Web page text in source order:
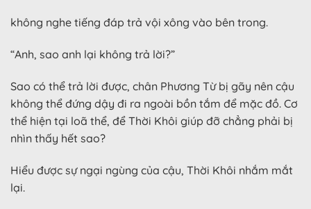
không nghe tiếng đáp trả vội xông vào bên trong.
“Anh, sao anh lại không trả lời?”
Sao có thể trả lời được, chân Phương Từ bị gãy nên cậu
không thể đứng dậy đi ra ngoài bồn tắm để mặc đồ. Cơ
thể hiện tại loã thể, để Thời Khôi giúp đỡ chẳng phải bị
nhìn thấy hết sao?
Hiểu được sự ngại ngùng của cậu, Thời Khôi nhắm mắt
lại.